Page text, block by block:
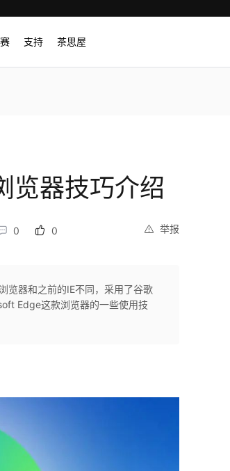
支持 茶思屋
览器技巧介绍
举报
0 0
览器和之前的IE不同，采用了谷歌
Edge这款浏览器的一些使用技